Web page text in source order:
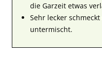
die Garzeit etwas
Sehr lecker
untermischt.